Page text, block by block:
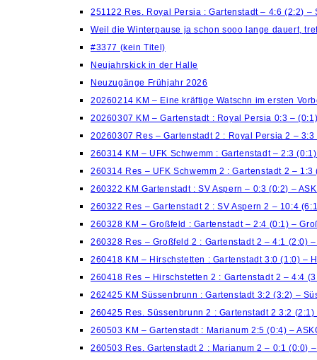
251122 Res. Royal Persia : Gartenstadt – 4:6 (2:2) –
Weil die Winterpause ja schon sooo lange dauert,
#3377 (kein Titel)
Neujahrskick in der Halle
Neuzugänge Frühjahr 2026
20260214 KM – Eine kräftige Watschn im ersten
20260307 KM – Gartenstadt : Royal Persia 0:3 –
20260307 Res – Gartenstadt 2 : Royal Persia 2 – 3:3
260314 KM – UFK Schwemm : Gartenstadt – 2:3
260314 Res – UFK Schwemm 2 : Gartenstadt 2 –
260322 KM Gartenstadt : SV Aspern – 0:3 (0:2) –
260322 Res – Gartenstadt 2 : SV Aspern 2 – 10:4
260328 KM – Großfeld : Gartenstadt – 2:4 (0:1) –
260328 Res – Großfeld 2 : Gartenstadt 2 – 4:1 (2:0)
260418 KM – Hirschstetten : Gartenstadt 3:0 (1:0) –
260418 Res – Hirschstetten 2 : Gartenstadt 2 – 4:4
262425 KM Süssenbrunn : Gartenstadt 3:2 (3:2) –
260425 Res. Süssenbrunn 2 : Gartenstadt 2 3:2
260503 KM – Gartenstadt : Marianum 2:5 (0:4) –
260503 Res. Gartenstadt 2 : Marianum 2 – 0:1 (0:0) –